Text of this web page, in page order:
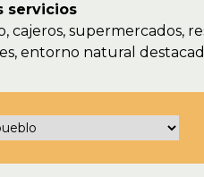
servicios
cajeros, supermercados,
entorno natural